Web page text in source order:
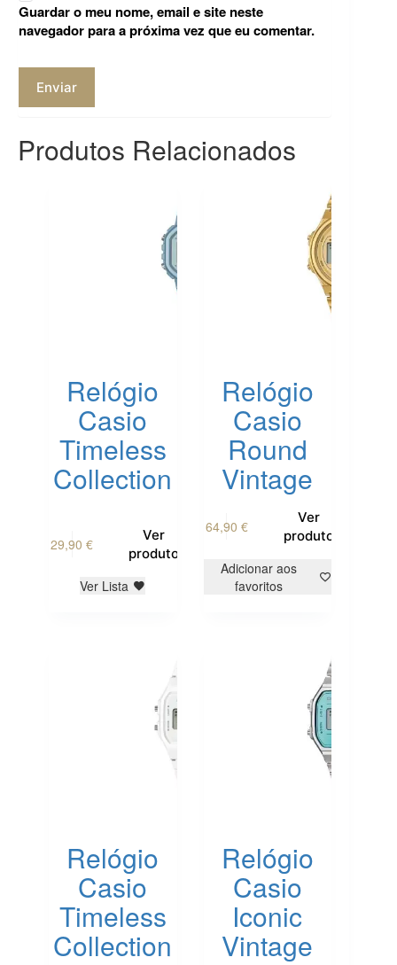
Guardar o meu nome, email e site neste
navegador para a próxima vez que eu comentar.
Enviar
Produtos Relacionados
Relógio
Casio
Timeless
Collection
29,90€
Ver
produto
Ver Lista
Relógio
Casio
Round
Vintage
64,90 €
Ver
produto
Adicionar aos
favoritos
Relógio
Casio
Timeless
Collection
Relógio
Casio
Iconic
Vintage